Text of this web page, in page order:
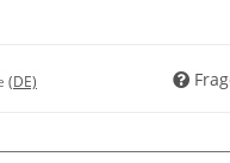
(DE)